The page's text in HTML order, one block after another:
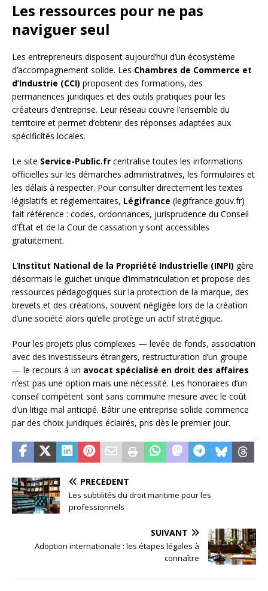
Les ressources pour ne pas
naviguer seul
Les entrepreneurs disposent aujourd’hui d’un écosystème
d’accompagnement solide. Les Chambres de Commerce et
d’Industrie (CCI) proposent des formations, des
permanences juridiques et des outils pratiques pour les
créateurs d’entreprise. Leur réseau couvre l’ensemble du
territoire et permet d’obtenir des réponses adaptées aux
spécificités locales.
Le site Service-Public.fr centralise toutes les informations
officielles sur les démarches administratives, les formulaires et
les délais à respecter. Pour consulter directement les textes
législatifs et réglementaires, Légifrance (legifrance.gouv.fr)
fait référence : codes, ordonnances, jurisprudence du Conseil
d’État et de la Cour de cassation y sont accessibles
gratuitement.
L’Institut National de la Propriété Industrielle (INPI) gère
désormais le guichet unique d’immatriculation et propose des
ressources pédagogiques sur la protection de la marque, des
brevets et des créations, souvent négligée lors de la création
d’une société alors qu’elle protège un actif stratégique.
Pour les projets plus complexes — levée de fonds, association
avec des investisseurs étrangers, restructuration d’un groupe
— le recours à un avocat spécialisé en droit des affaires
n’est pas une option mais une nécessité. Les honoraires d’un
conseil compétent sont sans commune mesure avec le coût
d’un litige mal anticipé. Bâtir une entreprise solide commence
par des choix juridiques éclairés, pris dès le premier jour.
PRÉCÉDENT
Les subtilités du droit maritime pour les
professionnels
SUIVANT
Adoption internationale : les étapes légales à
connaître